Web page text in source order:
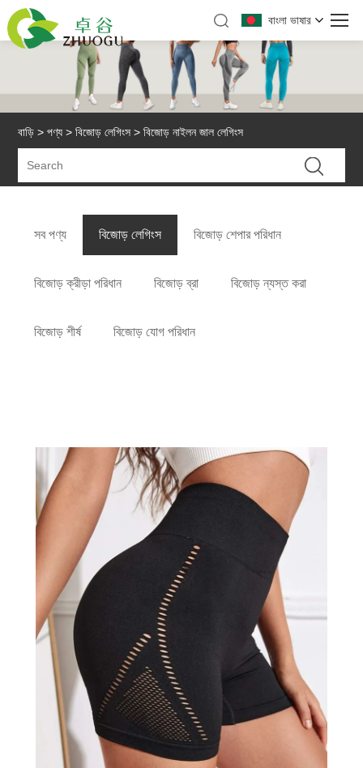
বাংলা ভাষার
বাড়ি > পণ্য >বিজোড় লেগিংস > বিজোড় নাইলন জাল লেগিংস
সব পণ্য বিজোড় লেগিংস বিজোড় শেপার পরিধান
বিজোড় ক্রীড়া পরিধান বিজোড় ব্রা বিজোড় ন্যস্ত করা
বিজোড় শীর্ষ বিজোড় যোগ পরিধান